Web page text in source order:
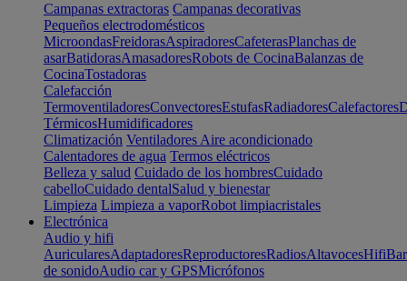
Campanas extractoras Campanas decorativas
Pequeños electrodomésticos
MicroondasFreidorasAspiradoresCafeterasPlanchas de
asarBatidorasAmasadoresRobots de CocinaBalanzas de
CocinaTostadoras
Calefacción
TermoventiladoresConvectoresEstufasRadiadoresCalefactores
TérmicosHumidificadores
Climatización Ventiladores Aire acondicionado
Calentadores de agua Termos eléctricos
Belleza y salud Cuidado de los hombresCuidado
cabelloCuidado dentalSalud y bienestar
Limpieza Limpieza a vaporRobot limpiacristales
Electrónica
Audio y hifi
AuricularesAdaptadoresReproductoresRadiosAltavocesHifi
de sonidoAudio car y GPSMicrófonos